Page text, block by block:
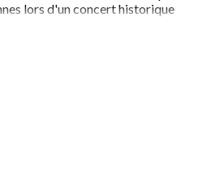
lors d'un concert historique
de personnages, ce livre